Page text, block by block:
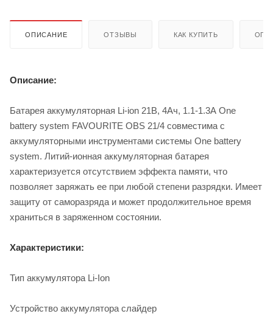
ОПИСАНИЕ ОТЗЫВЫ КАК КУПИТЬ
Описание:
Батарея аккумуляторная Li-ion 21В, 4Ач, 1.1-1.3А One
battery system FAVOURITE OBS 21/4 совместима с
аккумуляторными инструментами системы One battery
system. Литий-ионная аккумуляторная батарея
характеризуется отсутствием эффекта памяти, что
позволяет заряжать ее при любой степени разрядки. Имеет
защиту от саморазряда и может продолжительное время
храниться в заряженном состоянии.
Характеристики:
Тип аккумулятора Li-Ion
Устройство аккумулятора слайдер